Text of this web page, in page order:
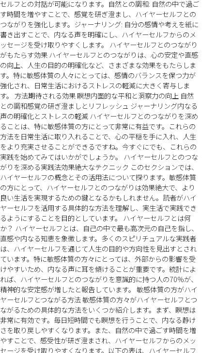
セルフとの対話が可能になります。自然との調和: 自然の中で過ご
す時間を増やすことで、感覚を研ぎ澄まし、ハイヤーセルフとの
つながりを強化します。ジャーナリング: 自分の感情や考えを紙に
書き出すことで、内なる声を明確にし、ハイヤーセルフからのメ
ッセージを受け取りやすくします。 ハイヤーセルフとのつながり
がもたらす効果 ハイヤーセルフとのつながりは、心の安定や直感
の向上、人生の目的の明確化など、さまざまな効果をもたらしま
す。特に敏感体質の人々にとっては、感情のバランスを保つ力が
強化され、日常生活におけるストレスの軽減に大きく寄与しま
す。 方法期待される効果 瞑想内面的な平和と洞察力の向上 自然
との調和感覚の研ぎ澄ましとリフレッシュ ジャーナリング内なる
声の明確化とストレスの軽減 ハイヤーセルフとのつながりを深め
ることは、特に敏感体質の方にとって非常に有益です。これらの
方法を日常生活に取り入れることで、心の平穏を手に入れ、人生
をより充実させることができるですね。今すぐにでも、これらの
実践を始めてみてはいかがでしょうか。 ハイヤーセルフとのつな
がりを深める実践法効果絶大なテクニック このセクションでは、
ハイヤーセルフの概念とその活用法について探ります。敏感体質
の方にとって、ハイヤーセルフとのつながりは効果絶大で、より
良い生活を実現するための鍵となるかもしれません。読者がハイ
ヤーセルフを活用する具体的な方法を理解し、実生活で実践でき
るようにすることを目的としています。 ハイヤーセルフとは何
か？ ハイヤーセルフとは、自己の中で最も高次元の自己を指し、
直感や内なる知恵を象徴します。多くのスピリチュアルな実践者
は、ハイヤーセルフを通じて人生の目的や方向性を見出すとされ
ています。特に敏感体質の方々にとっては、外部からの影響を受
けやすいため、内なる声に耳を傾けることが重要です。統計によ
れば、ハイヤーセルフとのつながりを意識的に持つ人の70%が、
精神的な安定感が増したと報告しています。 敏感体質の方がハイ
ヤーセルフとつながる方法 敏感体質の方々がハイヤーセルフとつ
ながるための具体的な方法をいくつか紹介します。まず、瞑想は
非常に有効です。毎日短時間でも瞑想を行うことで、内なる静け
さを取り戻しやすくなります。また、自然の中で過ごす時間を増
やすことで、感受性が研ぎ澄まされ、ハイヤーセルフからのメッ
セージを受け取りやすくなります。以下の表は、ハイヤーセルフ